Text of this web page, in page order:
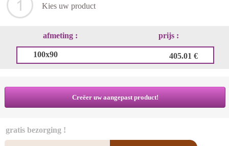
Kies uw product
afmeting : prijs :
100x90 405.01 €
Creëer uw aangepast product!
gratis bezorging !